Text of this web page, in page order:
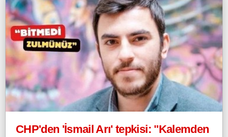
CHP'den 'İsmail Arı' tepkisi: "Kalemden